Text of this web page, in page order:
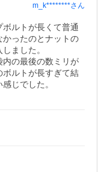
m_k********さん
ルトが長くて普通
ったのとナットの
ました。
内の最後の数ミリが
ボルトが長すぎて結
じでした。